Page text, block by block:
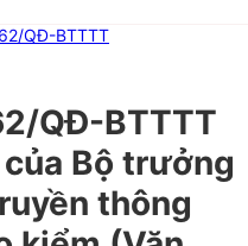
QĐ-BTTTT
QĐ-BTTTT
Bộ trưởng
thông